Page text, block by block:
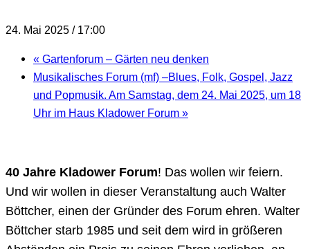
24. Mai 2025 / 17:00
« Gartenforum – Gärten neu denken
Musikalisches Forum (mf) –Blues, Folk, Gospel, Jazz
und Popmusik. Am Samstag, dem 24. Mai 2025, um 18
Uhr im Haus Kladower Forum »
40 Jahre Kladower Forum! Das wollen wir feiern.
Und wir wollen in dieser Veranstaltung auch Walter
Böttcher, einen der Gründer des Forum ehren. Walter
Böttcher starb 1985 und seit dem wird in größeren